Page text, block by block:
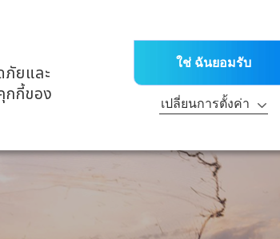
ภัยและ
กกี้ของ
ใช่ ฉันยอมรับ
เปลี่ยนการตั้งค่า
R&D
บริการด้านเทคนิค
ผลิตภัณฑ์